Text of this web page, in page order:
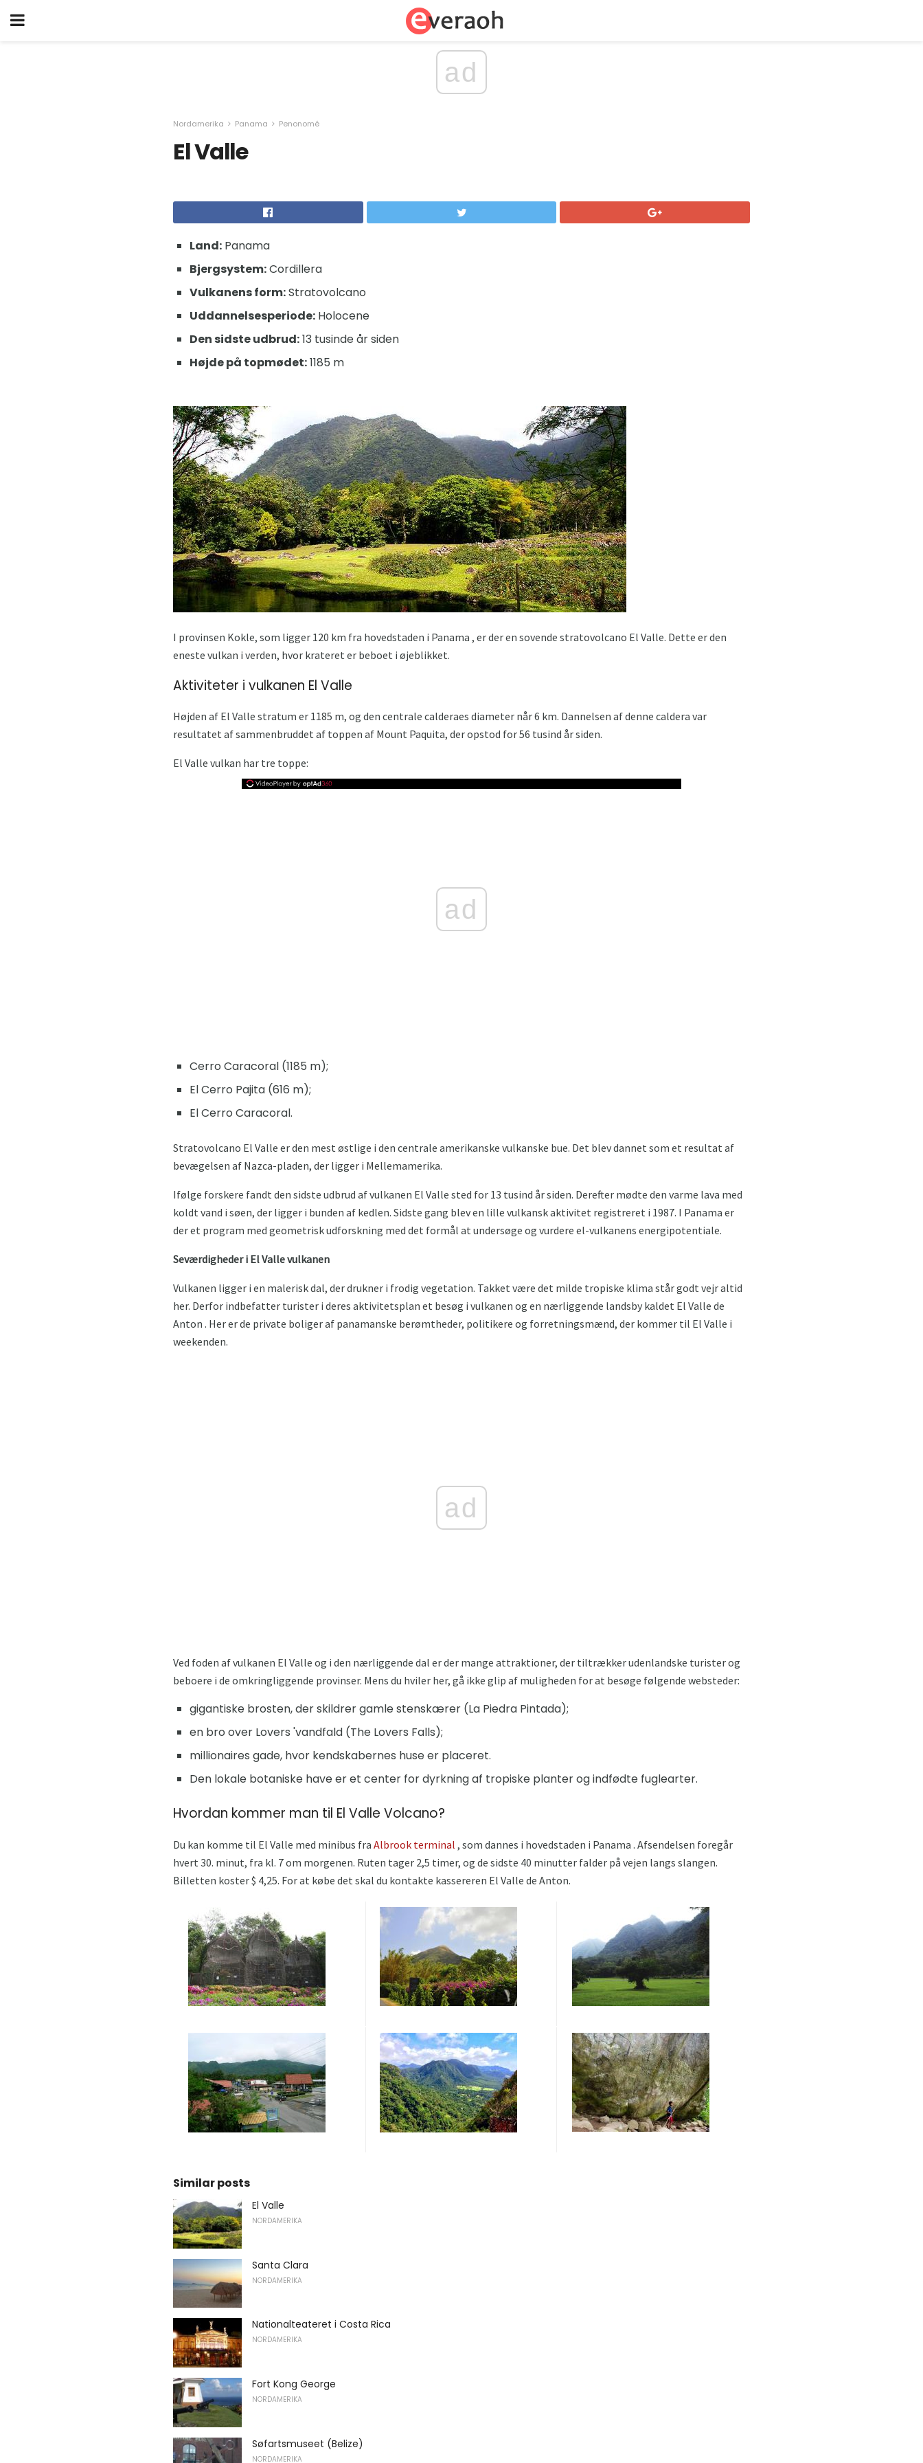
ad
Nordamerika Panama Penonomé
El Valle
Land: Panama
Bjergsystem:Cordillera
Vulkanens form:Stratovolcano
Uddannelsesperiode: Holocene
Den sidste udbrud:13 tusinde år siden
Højde på topmødet:1185 m
I provinsen Kokle, som ligger 120 km fra hovedstaden i Panama , er der en sovende stratovolcano El Valle. Dette er den
eneste vulkan i verden, hvor krateret er beboet i øjeblikket.
Aktiviteter i vulkanen El Valle
Højden af ​​El Valle stratum er 1185 m, og den centrale calderaes diameter når 6 km. Dannelsen af ​​denne caldera var
resultatet af sammenbruddet af toppen af ​​Mount Paquita, der opstod for 56 tusind år siden.
El Valle vulkan har tre toppe:
ad
Cerro Caracoral (1185 m);
El Cerro Pajita (616 m);
El Cerro Caracoral.
Stratovolcano El Valle er den mest østlige i den centrale amerikanske vulkanske bue. Det blev dannet som et resultat af
bevægelsen af ​​Nazca-pladen, der ligger i Mellemamerika.
Ifølge forskere fandt den sidste udbrud af vulkanen El Valle sted for 13 tusind år siden. Derefter mødte den varme lava med
koldt vand i søen, der ligger i bunden af ​​kedlen. Sidste gang blev en lille vulkansk aktivitet registreret i 1987. I Panama er
der et program med geometrisk udforskning med det formål at undersøge og vurdere el-vulkanens energipotentiale.
Seværdigheder i El Valle vulkanen
Vulkanen ligger i en malerisk dal, der drukner i frodig vegetation. Takket være det milde tropiske klima står godt vejr altid
her. Derfor indbefatter turister i deres aktivitetsplan et besøg i vulkanen og en nærliggende landsby kaldet El Valle de
Anton . Her er de private boliger af panamanske berømtheder, politikere og forretningsmænd, der kommer til El Valle i
weekenden.
ad
Ved foden af ​​vulkanen El Valle og i den nærliggende dal er der mange attraktioner, der tiltrækker udenlandske turister og
beboere i de omkringliggende provinser. Mens du hviler her, gå ikke glip af muligheden for at besøge følgende websteder:
gigantiske brosten, der skildrer gamle stenskærer (La Piedra Pintada);
en bro over Lovers 'vandfald (The Lovers Falls);
millionaires gade, hvor kendskabernes huse er placeret.
Den lokale botaniske have er et center for dyrkning af tropiske planter og indfødte fuglearter.
Hvordan kommer man til El Valle Volcano?
Du kan komme til El Valle med minibus fra Albrook terminal , som dannes i hovedstaden i Panama . Afsendelsen foregår
hvert 30. minut, fra kl. 7 om morgenen. Ruten tager 2,5 timer, og de sidste 40 minutter falder på vejen langs slangen.
Billetten koster $ 4,25. For at købe det skal du kontakte kassereren El Valle de Anton.
Similar posts
El Valle
NORDAMERIKA
Santa Clara
NORDAMERIKA
Nationalteateret i Costa Rica
NORDAMERIKA
Fort Kong George
NORDAMERIKA
Søfartsmuseet (Belize)
NORDAMERIKA